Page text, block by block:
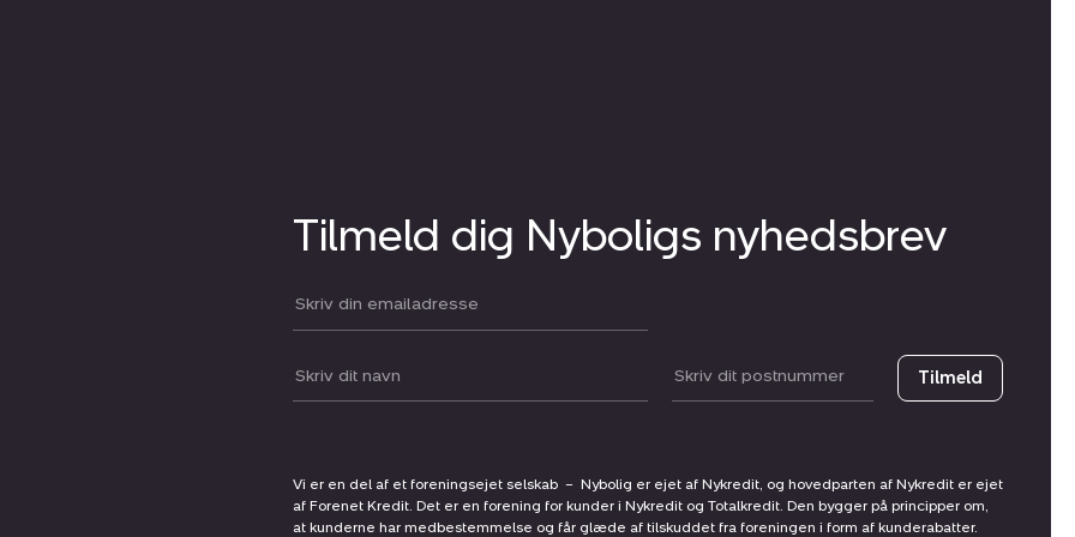
Tilmeld dig Nyboligs nyhedsbrev
Din email:
Dit navn: Postnummer Tilmeld
Vi er en del af et foreningsejet selskab – Nybolig er ejet af Nykredit, og hovedparten af Nykredit er ejet
af Forenet Kredit. Det er en forening for kunder i Nykredit og Totalkredit. Den bygger på principper om,
at kunderne har medbestemmelse og får glæde af tilskuddet fra foreningen i form af kunderabatter.